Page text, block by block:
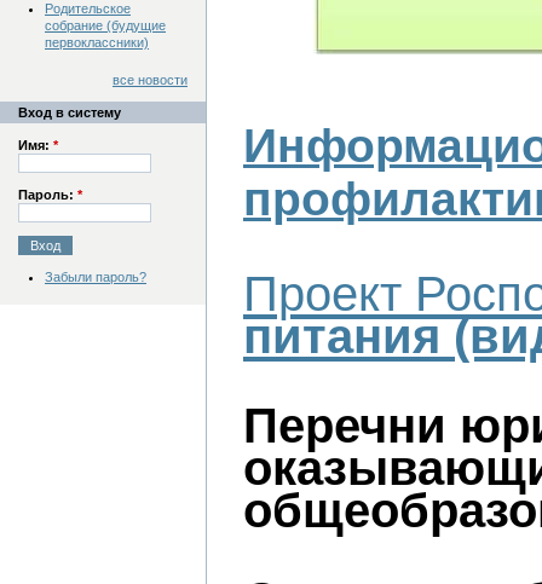
Проект
питания
Перечни
Родительское
собрание (будущие
первоклассники)
все новости
Вход в систему
Имя: *
Пароль: *
Забыли пароль?